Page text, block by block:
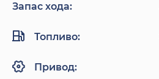
Запас хода:
Топливо:
Привод: